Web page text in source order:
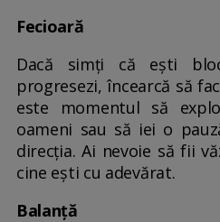
Fecioară
Dacă simți că ești
progresezi, încearcă să
este momentul să
oameni sau să iei o
direcția. Ai nevoie să fii
cine ești cu adevărat.
Balanță